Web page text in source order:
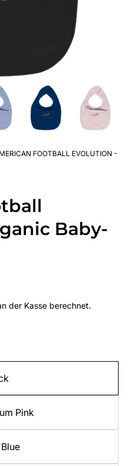
FOOTBALL EVOLUTION -
Baby-
der Kasse berechnet.
Pink